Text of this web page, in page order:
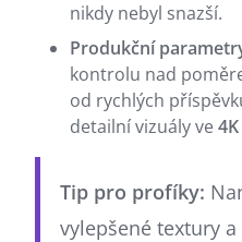
nikdy nebyl snazší.
Produkční
kontrolu nad
od rychlých
detailní vizuály ve
Tip pro profíky:
vylepšené textury